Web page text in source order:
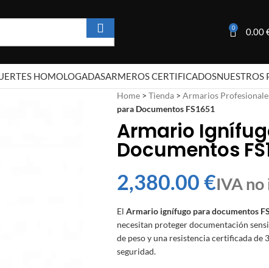
0 0.00
HOMOLOGADASARMEROS CERTIFICADOSNUESTROS
Home > Tienda > Armarios
para Documentos FS1651
Armario
Documentos
€
El Armario ignífugo para documentos
necesitan proteger documentación
de peso y una resistencia certificada de
seguridad.